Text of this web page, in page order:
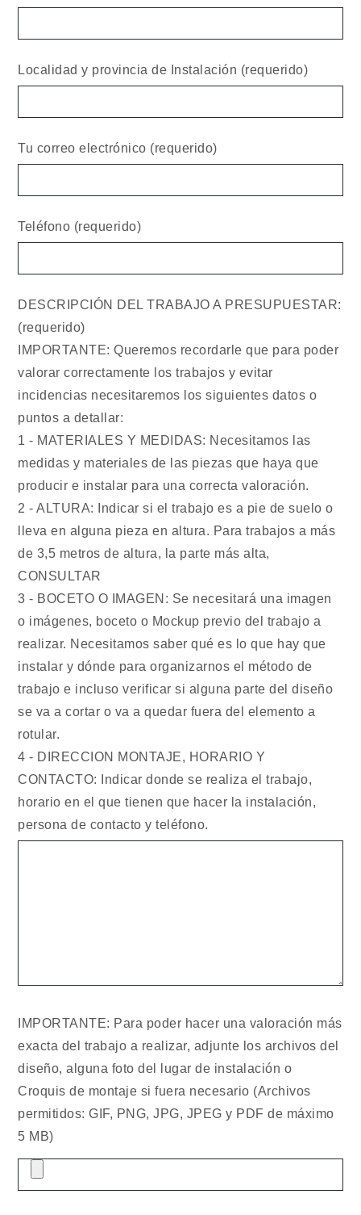
Localidad y provincia de Instalación (requerido)
Tu correo electrónico (requerido)
Teléfono (requerido)
DESCRIPCIÓN DEL TRABAJO A PRESUPUESTAR:
(requerido)
IMPORTANTE: Queremos recordarle que para poder
valorar correctamente los trabajos y evitar
incidencias necesitaremos los siguientes datos o
puntos a detallar:
1 - MATERIALES Y MEDIDAS: Necesitamos las
medidas y materiales de las piezas que haya que
producir e instalar para una correcta valoración.
2 - ALTURA: Indicar si el trabajo es a pie de suelo o
lleva en alguna pieza en altura. Para trabajos a más
de 3,5 metros de altura, la parte más alta,
CONSULTAR
3 - BOCETO O IMAGEN: Se necesitará una imagen
o imágenes, boceto o Mockup previo del trabajo a
realizar. Necesitamos saber qué es lo que hay que
instalar y dónde para organizarnos el método de
trabajo e incluso verificar si alguna parte del diseño
se va a cortar o va a quedar fuera del elemento a
rotular.
4 - DIRECCION MONTAJE, HORARIO Y
CONTACTO: Indicar donde se realiza el trabajo,
horario en el que tienen que hacer la instalación,
persona de contacto y teléfono.
IMPORTANTE: Para poder hacer una valoración más
exacta del trabajo a realizar, adjunte los archivos del
diseño, alguna foto del lugar de instalación o
Croquis de montaje si fuera necesario (Archivos
permitidos: GIF, PNG, JPG, JPEG y PDF de máximo
5 MB)